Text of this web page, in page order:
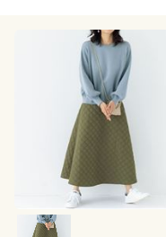
大きいサイズ レディース
大きいサイズ メンズ
大きいサイズ 事務・制服
シークレットセール
商品カテゴリ一覧
カタログ・チラシか
デジタルカタログ
カタログ無料プレゼン
こだわり条件
素材
キルティ
機能・特徴
ウォッシ
える)
テイスト